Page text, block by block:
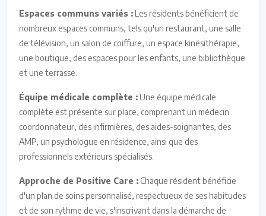
Espaces communs variés :Les résidents bénéficient de
nombreux espaces communs, tels qu'un restaurant, une salle
de télévision, un salon de coiffure, un espace kinésithérapie,
une boutique, des espaces pour les enfants, une bibliothèque
et une terrasse.
Équipe médicale complète :Une équipe médicale
complète est présente sur place, comprenant un médecin
coordonnateur, des infirmières, des aides-soignantes, des
AMP, un psychologue en résidence, ainsi que des
professionnels extérieurs spécialisés.
Approche de Positive Care : Chaque résident bénéficie
d'un plan de soins personnalisé, respectueux de ses habitudes
et de son rythme de vie, s'inscrivant dans la démarche de